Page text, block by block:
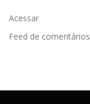
Acessar
Feed de comentários